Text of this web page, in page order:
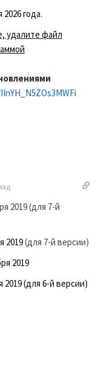
2026 года.
удалите файл
2019 (для 7-й
2019(для 7-й версии)
2019
2019 (для 6-й версии)